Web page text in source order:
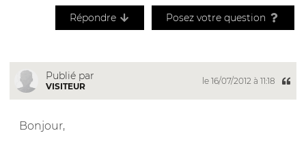
Répondre Posez votre question
Publié par
VISITEUR
le 16/07/2012 à 11:18
Bonjour,